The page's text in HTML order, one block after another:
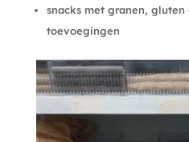
snacks met granen,
toevoegingen